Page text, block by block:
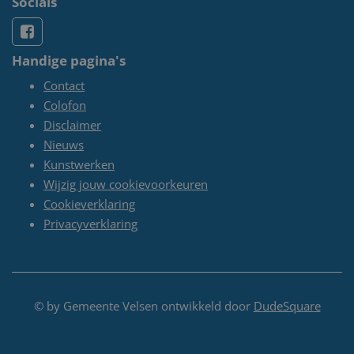
Handige pagina's
Contact
Colofon
Disclaimer
Nieuws
Kunstwerken
Wijzig jouw cookievoorkeuren
Cookieverklaring
Privacyverklaring
© by Gemeente Velsen ontwikkeld door DudeSquare